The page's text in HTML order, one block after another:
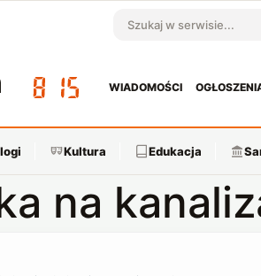
Szukaj w serwisie
08:15
WIADOMOŚCI
Kultura Edukacja
na